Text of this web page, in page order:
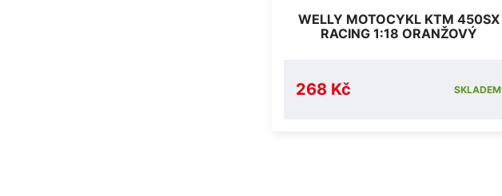
WELLY MOTOCYKL KTM 450SX
RACING 1:18 ORANŽOVÝ
268 Kč SKLADEM